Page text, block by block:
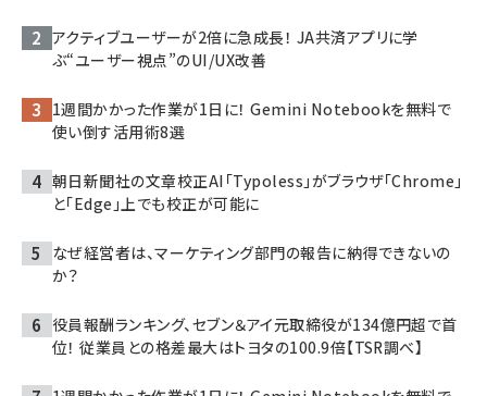
アクティブユーザーが2倍に急成長！ JA共済アプリに学
ぶ“ユーザー視点”のUI/UX改善
1週間かかった作業が1日に！ Gemini Notebookを無料で
使い倒す活用術8選
朝日新聞社の文章校正AI「Typoless」がブラウザ「Chrome」
と「Edge」上でも校正が可能に
なぜ経営者は、マーケティング部門の報告に納得できないの
か？
役員報酬ランキング、セブン＆アイ元取締役が134億円超で首
位！ 従業員との格差最大はトヨタの100.9倍【TSR調べ】